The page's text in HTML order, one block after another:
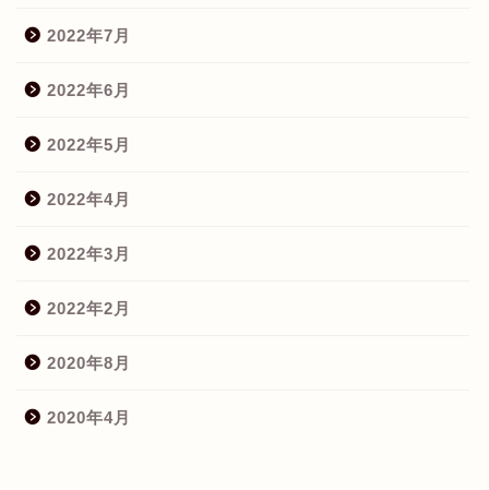
2022年7月
2022年6月
2022年5月
2022年4月
2022年3月
2022年2月
2020年8月
2020年4月